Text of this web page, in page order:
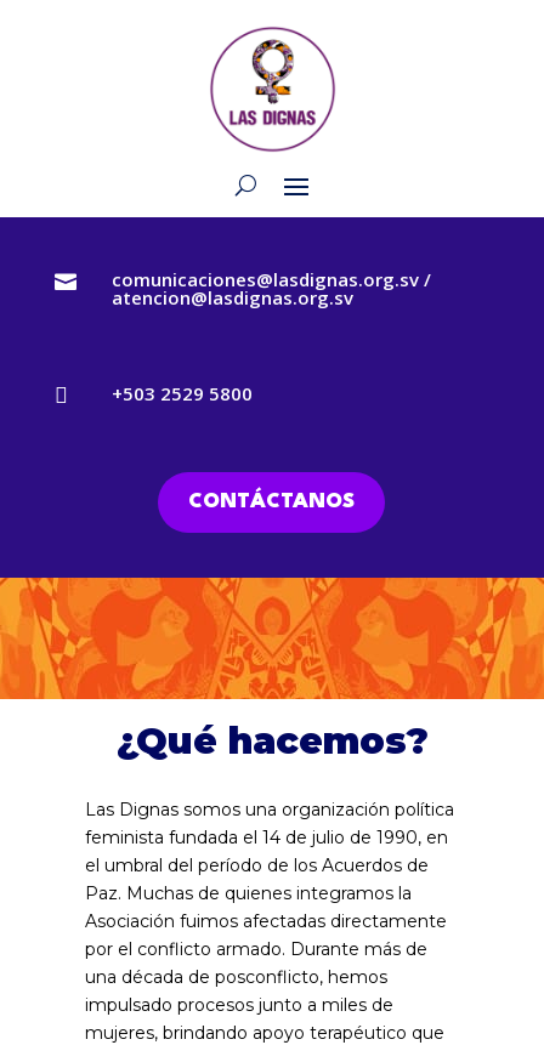
 comunicaciones@lasdignas.org.sv /
atencion@lasdignas.org.sv
 +503 2529 5800
CONTÁCTANOS
¿Qué hacemos?
Las Dignas somos una organización política
feminista fundada el 14 de julio de 1990, en
el umbral del período de los Acuerdos de
Paz. Muchas de quienes integramos la
Asociación fuimos afectadas directamente
por el conflicto armado. Durante más de
una década de posconflicto, hemos
impulsado procesos junto a miles de
mujeres, brindando apoyo terapéutico que